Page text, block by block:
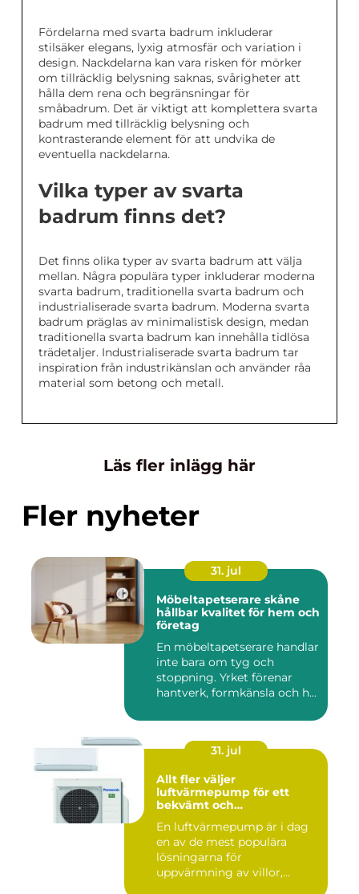
Fördelarna med svarta badrum inkluderar
stilsäker elegans, lyxig atmosfär och variation i
design. Nackdelarna kan vara risken för mörker
om tillräcklig belysning saknas, svårigheter att
hålla dem rena och begränsningar för
småbadrum. Det är viktigt att komplettera svarta
badrum med tillräcklig belysning och
kontrasterande element för att undvika de
eventuella nackdelarna.
Vilka typer av svarta
badrum finns det?
Det finns olika typer av svarta badrum att välja
mellan. Några populära typer inkluderar moderna
svarta badrum, traditionella svarta badrum och
industrialiserade svarta badrum. Moderna svarta
badrum präglas av minimalistisk design, medan
traditionella svarta badrum kan innehålla tidlösa
trädetaljer. Industrialiserade svarta badrum tar
inspiration från industrikänslan och använder råa
material som betong och metall.
Läs fler inlägg här
Fler nyheter
31. jul
Möbeltapetserare skåne
hållbar kvalitet för hem och
företag
En möbeltapetserare handlar
inte bara om tyg och
stoppning. Yrket förenar
hantverk, formkänsla och h...
31. jul
Allt fler väljer
luftvärmepump för ett
bekvämt och
En luftvärmepump är i dag
en av de mest populära
lösningarna för
uppvärmning av villor,